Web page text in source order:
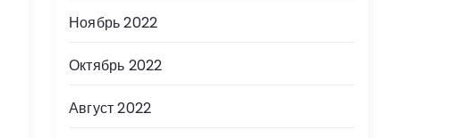
Ноябрь 2022
Октябрь 2022
Август 2022